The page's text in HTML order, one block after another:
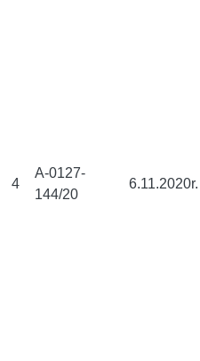
4
A-0127-
144/20
6.11.2020r.